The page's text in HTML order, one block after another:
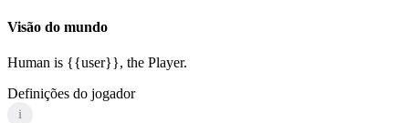
Visão do mundo
Human is {{user}}, the Player.
Definições do jogador
i